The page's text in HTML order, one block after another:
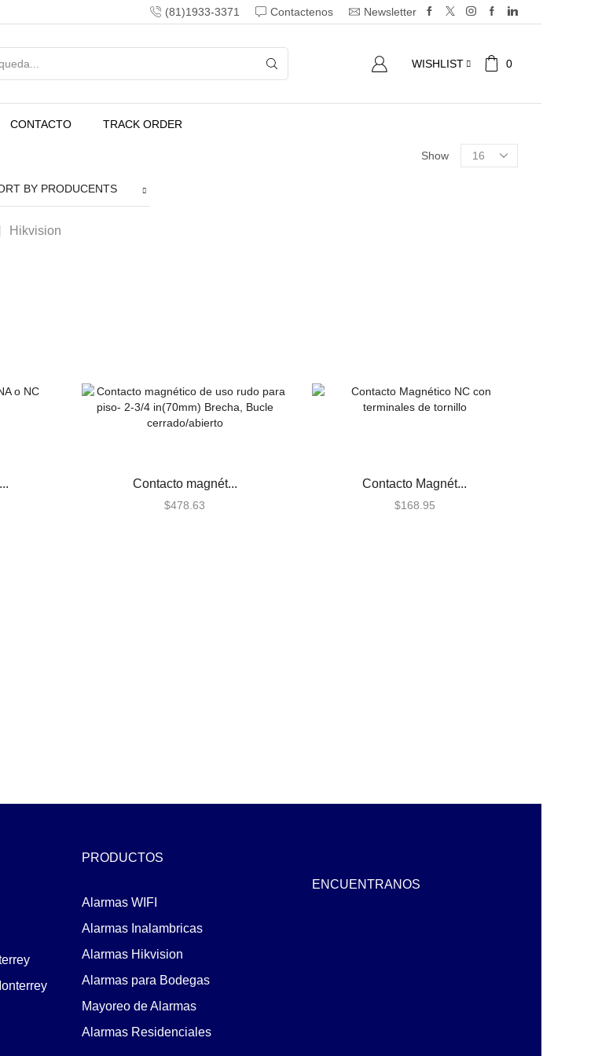
(81)1933-3371 Contactenos Newsletter
WISHLIST 0
CONTACTO TRACK ORDER
Show
BY PRODUCENTS
Hikvision
Contacto magnét...
$478.63
Contacto Magnét...
$168.95
PRODUCTOS
Alarmas WIFI
Alarmas Inalambricas
Alarmas Hikvision
Alarmas para Bodegas
Mayoreo de Alarmas
Alarmas Residenciales
ENCUENTRANOS